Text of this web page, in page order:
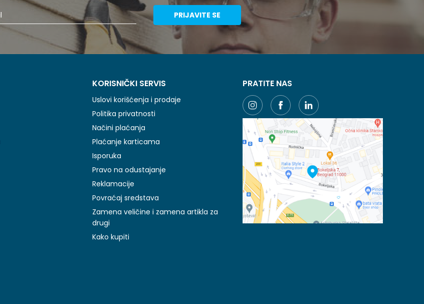
PRIJAVITE SE
KORISNIČKI SERVIS
Uslovi korišćenja i prodaje
Politika privatnosti
Načini plaćanja
Plaćanje karticama
Isporuka
Pravo na odustajanje
Reklamacije
Povraćaj sredstava
Zamena veličine i zamena artikla za
drugi
Kako kupiti
PRATITE NAS